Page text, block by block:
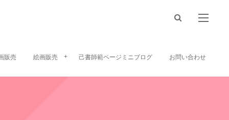
販売 絵画販売 己書師範ページミニブログ お問い合わせ